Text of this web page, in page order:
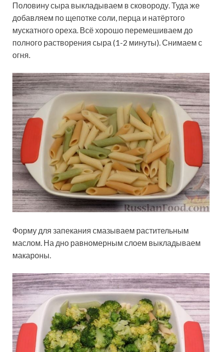
Половину сыра выкладываем в сковороду. Туда же
добавляем по щепотке соли, перца и натёртого
мускатного ореха. Всё хорошо перемешиваем до
полного растворения сыра (1-2 минуты). Снимаем с
огня.
Форму для запекания смазываем растительным
маслом. На дно равномерным слоем выкладываем
макароны.